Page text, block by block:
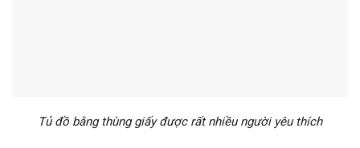
Tủ đồ bằng thùng giấy được rất nhiều người yêu thích